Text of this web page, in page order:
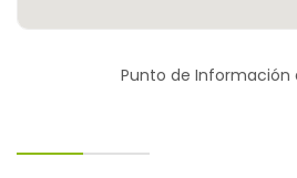
Punto de Información